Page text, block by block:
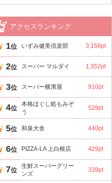
アクセスランキング
1位 いずみ健美倶楽部 3,156pt
2位 スーパー マルダイ 1,352pt
3位 スーパー横濱屋 910pt
4位
本格ほぐし処もみぞ
う
529pt
5位 和泉犬舎 440pt
6位 PIZZA-LA 上白根店 429pt
7位
生鮮スーパーグリー
ンズ
339pt